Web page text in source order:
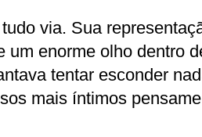
via. Sua
um enorme olho dentro
tentar esconder
mais íntimos